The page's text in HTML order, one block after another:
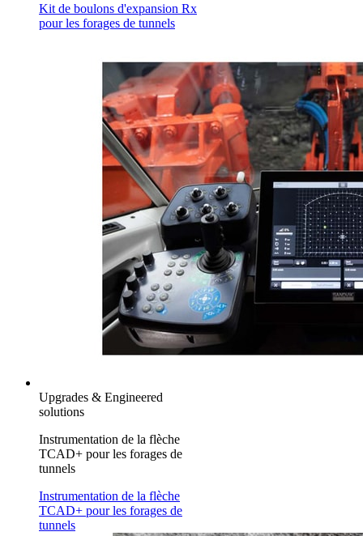
Kit de boulons d'expansion Rx
pour les forages de tunnels
Upgrades & Engineered
solutions
Instrumentation de la flèche
TCAD+ pour les forages de
tunnels
Instrumentation de la flèche
TCAD+ pour les forages de
tunnels